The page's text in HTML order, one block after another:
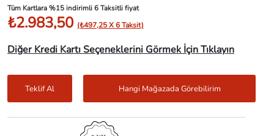
Tüm Kartlara %15 indirimli 6 Taksitli fiyat
₺2.983,50 (₺497,25 X 6 Taksit)
Diğer Kredi Kartı Seçeneklerini Görmek İçin Tıklayın
Teklif Al Hangi Mağazada Görebilirim